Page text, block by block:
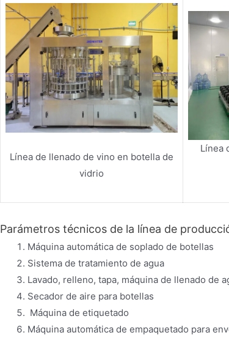
Línea de llenado de vino en botella de
vidrio
Línea
Parámetros técnicos de la línea de
Máquina automática de soplado de botellas
Sistema de tratamiento de agua
Lavado, relleno, tapa, máquina de llenado de
Secador de aire para botellas
Máquina de etiquetado
Máquina automática de empaquetado para